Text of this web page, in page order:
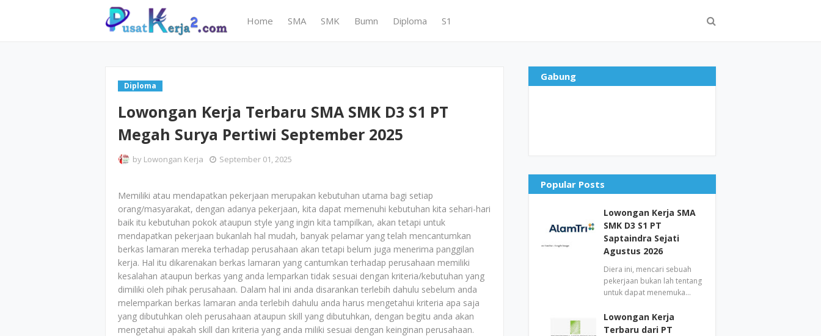
Home SMA SMK Bumn Diploma S1
Diploma
Lowongan Kerja Terbaru SMA SMK D3 S1 PT
Megah Surya Pertiwi September 2025
by Lowongan Kerja September 01, 2025
Memiliki atau mendapatkan pekerjaan merupakan kebutuhan utama bagi setiap
orang/masyarakat, dengan adanya pekerjaan, kita dapat memenuhi kebutuhan kita sehari-hari
baik itu kebutuhan pokok ataupun style yang ingin kita tampilkan, akan tetapi untuk
mendapatkan pekerjaan bukanlah hal mudah, banyak pelamar yang telah mencantumkan
berkas lamaran mereka terhadap perusahaan akan tetapi belum juga menerima panggilan
kerja. Hal itu dikarenakan berkas lamaran yang cantumkan terhadap perusahaan memiliki
kesalahan ataupun berkas yang anda lemparkan tidak sesuai dengan kriteria/kebutuhan yang
dimiliki oleh pihak perusahaan. Dalam hal ini anda disarankan terlebih dahulu sebelum anda
melemparkan berkas lamaran anda terlebih dahulu anda harus mengetahui kriteria apa saja
yang dibutuhkan oleh perusahaan ataupun skill yang dibutuhkan, dengan begitu anda akan
mengetahui apakah skill dan kriteria yang anda miliki sesuai dengan keinginan perusahaan.
Gabung
Popular Posts
Lowongan Kerja SMA
SMK D3 S1 PT
Saptaindra Sejati
Agustus 2026
Diera ini, mencari sebuah
pekerjaan bukan lah tentang
untuk dapat menemuka…
Lowongan Kerja
Terbaru dari PT